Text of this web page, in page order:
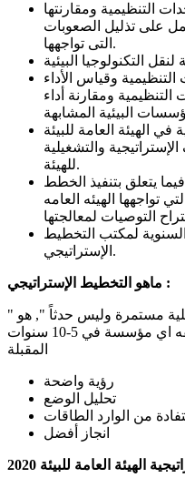
التنظيمية ومقارنتها
على تذليل الصعوبات
التى تواجهها.
وقياس الأداء
التنظيمية ومقارنة أداء
في الهيئة العامة للبيئة
والتشغيلية
للهيئة.
يتعلق بتنفيذ الخطط
تواجهها الهيئه العامه
السنوية لمكتب التخطيط
الإستراتيجي.
ماهو التخطيط الإستراتيجي :
" التخطيط الاستراتيجي " هو عملية مستمرة وليس حدثاً ", هو
خارطة طريق لما تريد ان تحققه اي مؤسسة في 5-10 سنوات
المقبلة
رؤية واضحة
تحليل الوضع
من الوارد الطاقات
انجاز أفضل
الهيئة العامة للبيئة 2020